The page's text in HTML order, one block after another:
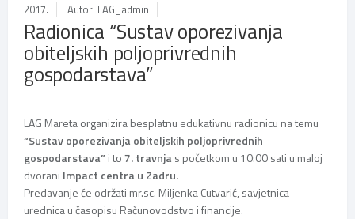
2017.
Autor: LAG_admin
Radionica “Sustav oporezivanja
obiteljskih poljoprivrednih
gospodarstava”
LAG Mareta organizira besplatnu edukativnu radionicu na temu
“Sustav oporezivanja obiteljskih poljoprivrednih
gospodarstava” i to7. travnja s početkom u 10:00 sati u maloj
dvorani Impact centra u Zadru.
Predavanje će održati mr.sc. Miljenka Cutvarić, savjetnica
urednica u časopisu Računovodstvo i financije.